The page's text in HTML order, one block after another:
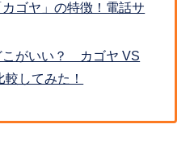
ゴヤ」の特徴！電話サ
こがいい？ カゴヤ VS
してみた！